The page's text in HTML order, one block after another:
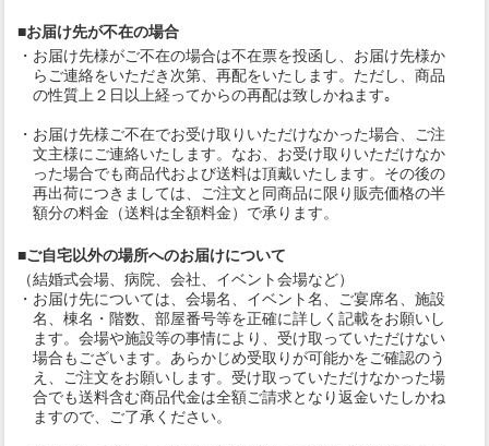
■お届け先が不在の場合
・お届け先様がご不在の場合は不在票を投函し、お届け先様か
らご連絡をいただき次第、再配をいたします。ただし、商品
の性質上２日以上経ってからの再配は致しかねます｡
・お届け先様ご不在でお受け取りいただけなかった場合、ご注
文主様にご連絡いたします。なお、お受け取りいただけなか
った場合でも商品代および送料は頂戴いたします。その後の
再出荷につきましては、ご注文と同商品に限り販売価格の半
額分の料金（送料は全額料金）で承ります。
■ご自宅以外の場所へのお届けについて
（結婚式会場、病院、会社、イベント会場など）
・お届け先については、会場名、イベント名、ご宴席名、施設
名、棟名・階数、部屋番号等を正確に詳しく記載をお願いし
ます。会場や施設等の事情により、受け取っていただけない
場合もございます。あらかじめ受取りが可能かをご確認のう
え、ご注文をお願いします。受け取っていただけなかった場
合でも送料含む商品代金は全額ご請求となり返金いたしかね
ますので、ご了承ください。